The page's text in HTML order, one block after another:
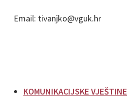
Email: tivanjko@vguk.hr
KOMUNIKACIJSKE VJEŠTINE